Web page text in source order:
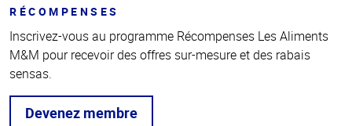
RÉCOMPENSES
Inscrivez-vous au programme Récompenses Les Aliments
M&M pour recevoir des offres sur-mesure et des rabais
sensas.
Devenez membre